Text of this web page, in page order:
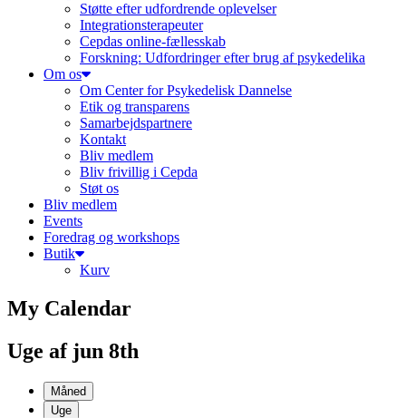
Støtte efter udfordrende oplevelser
Integrationsterapeuter
Cepdas online-fællesskab
Forskning: Udfordringer efter brug af psykedelika
Om os
Om Center for Psykedelisk Dannelse
Etik og transparens
Samarbejdspartnere
Kontakt
Bliv medlem
Bliv frivillig i Cepda
Støt os
Bliv medlem
Events
Foredrag og workshops
Butik
Kurv
My Calendar
Uge af jun 8th
Måned
Uge